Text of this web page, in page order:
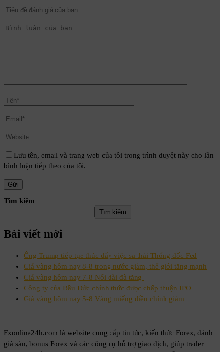
Lưu tên, email và trang web của tôi trong trình duyệt này cho lần
bình luận tiếp theo của tôi.
Tìm kiếm
Tìm kiếm
Bài viết mới
Ông Trump tiếp tục thúc đẩy việc sa thải Thống đốc Fed
Giá vàng hôm nay 8-8 trong nước giảm, thế giới tăng mạnh
Giá vàng hôm nay 7-8 Nối dài đà tăng
Công ty của Bầu Đức chính thức được chấp thuận IPO
Giá vàng hôm nay 5-8 Vàng miếng điều chỉnh giảm
Fxonline24h.com là website cung cấp tin tức, kiến thức Forex, đánh
giá sàn, bonus Forex và các công cụ hỗ trợ giao dịch, giúp trader